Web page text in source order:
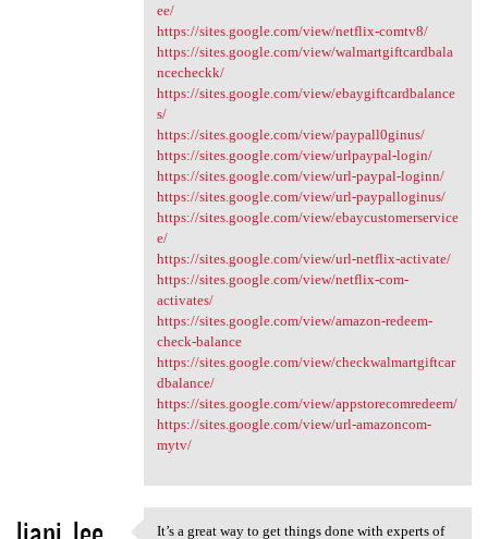
ee/
https://sites.google.com/view/netflix-comtv8/
https://sites.google.com/view/walmartgiftcardbala
ncecheckk/
https://sites.google.com/view/ebaygiftcardbalance
s/
https://sites.google.com/view/paypall0ginus/
https://sites.google.com/view/urlpaypal-login/
https://sites.google.com/view/url-paypal-loginn/
https://sites.google.com/view/url-paypalloginus/
https://sites.google.com/view/ebaycustomerservice
e/
https://sites.google.com/view/url-netflix-activate/
https://sites.google.com/view/netflix-com-
activates/
https://sites.google.com/view/amazon-redeem-
check-balance
https://sites.google.com/view/checkwalmartgiftcar
dbalance/
https://sites.google.com/view/appstorecomredeem/
https://sites.google.com/view/url-amazoncom-
mytv/
It’s a great way to get things done with experts of